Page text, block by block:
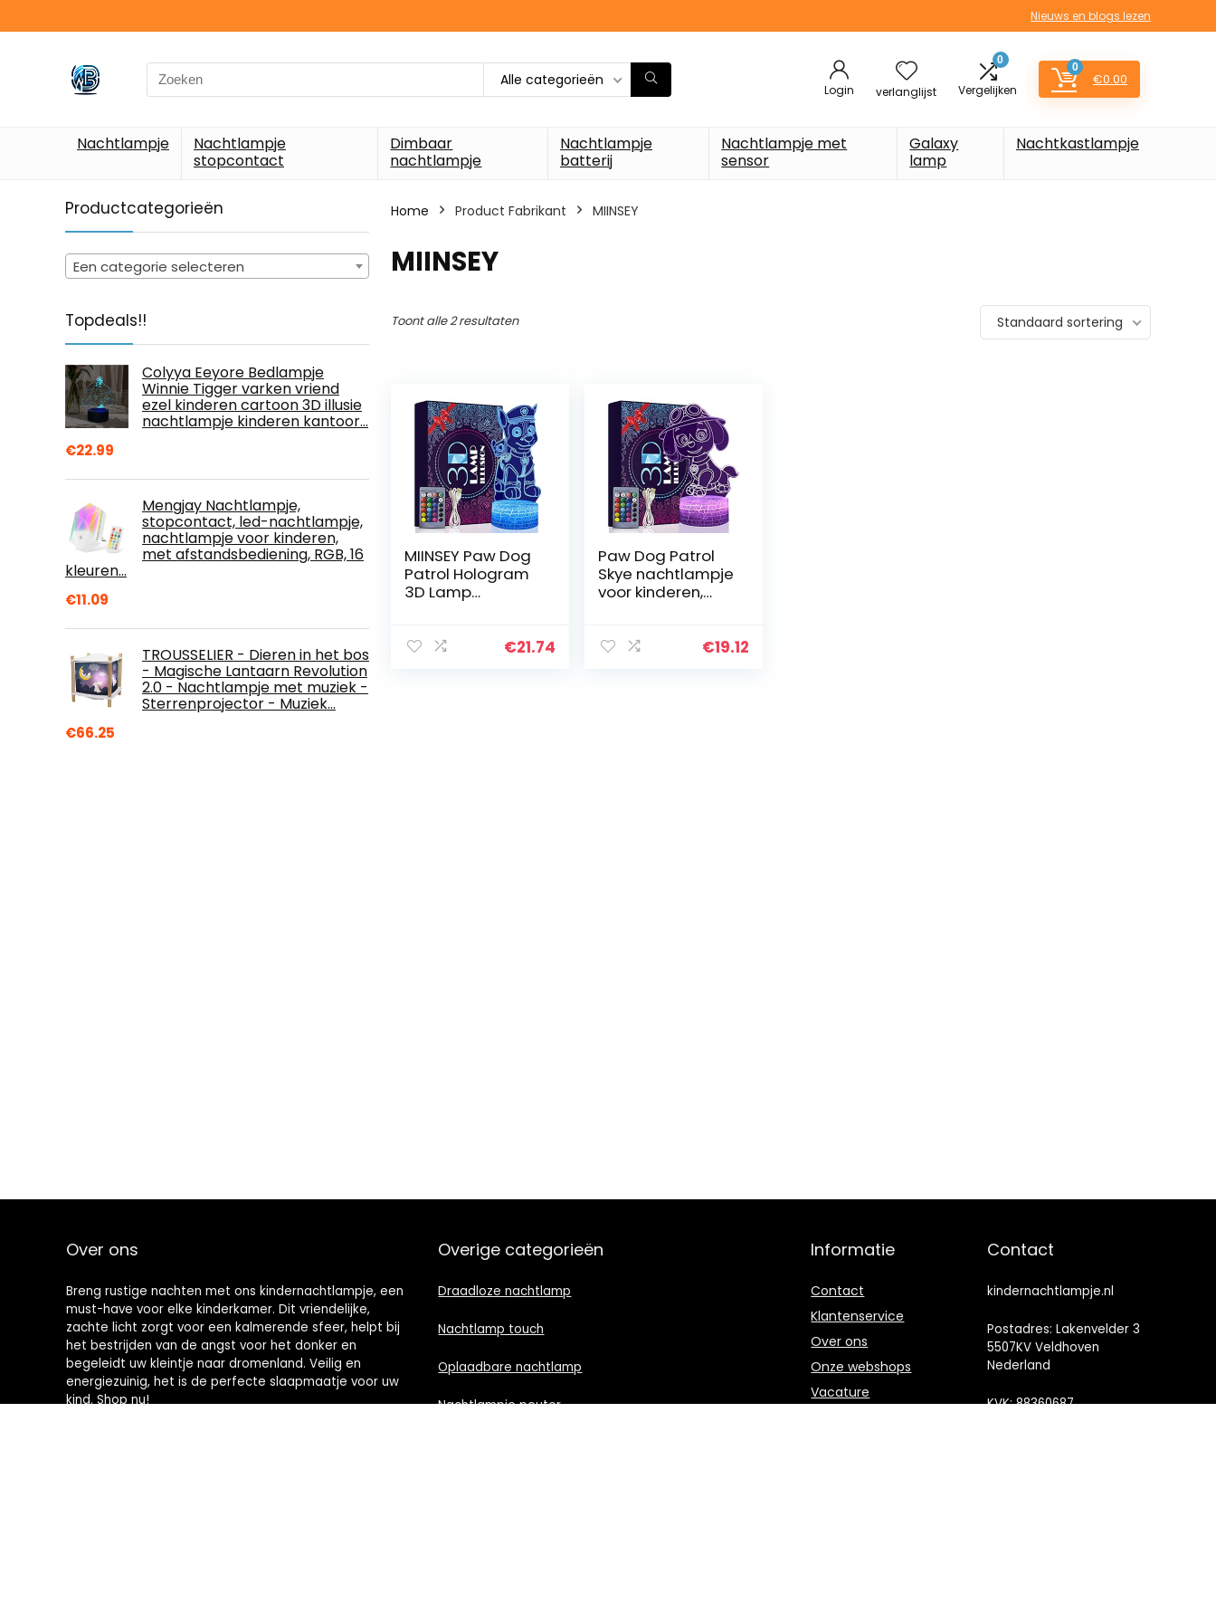
Nieuws en blogs lezen
Search
for:
Alle categorieën
Login verlanglijst
0
Vergelijken
0
€0.00
Nachtlampje
Nachtlampje
stopcontact
Dimbaar
nachtlampje
Nachtlampje
batterij
Nachtlampje met
sensor
Galaxy
lamp
Nachtkastlampje
Productcategorieën
Een categorie selecteren
Topdeals!!
Colyya Eeyore Bedlampje
Winnie Tigger varken vriend
ezel kinderen cartoon 3D illusie
nachtlampje kinderen kantoor…
€22.99
Mengjay Nachtlampje,
stopcontact, led-nachtlampje,
nachtlampje voor kinderen,
met afstandsbediening, RGB, 16
kleuren…
€11.09
TROUSSELIER - Dieren in het bos
- Magische Lantaarn Revolution
2.0 - Nachtlampje met muziek -
Sterrenprojector - Muziek…
€66.25
Home Product Fabrikant ‎MIINSEY
‎MIINSEY
Toont alle 2 resultaten Standaard sortering
MIINSEY Paw Dog
Patrol Hologram
3D Lamp
lamp voor
€21.74
Paw Dog Patrol
Skye nachtlampje
voor kinderen,
kleurverandering,
€19.12
Over ons
Breng rustige nachten met ons kindernachtlampje, een
must-have voor elke kinderkamer. Dit vriendelijke,
zachte licht zorgt voor een kalmerende sfeer, helpt bij
het bestrijden van de angst voor het donker en
begeleidt uw kleintje naar dromenland. Veilig en
energiezuinig, het is de perfecte slaapmaatje voor uw
kind. Shop nu!
Overige categorieën
Draadloze nachtlamp
Nachtlamp touch
Oplaadbare nachtlamp
Nachtlampje peuter
Informatie
Contact
Klantenservice
Over ons
Onze webshops
Vacature
Contact
kindernachtlampje.nl
Postadres: Lakenvelder 3
5507KV Veldhoven
Nederland
KVK: 88360687